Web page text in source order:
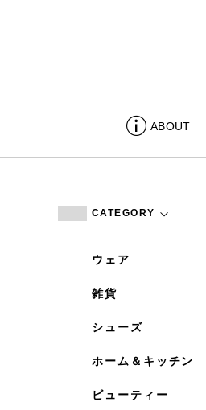
ABOUT
CATEGORY
ウェア
雑貨
シューズ
ホーム＆キッチン
ビューティー